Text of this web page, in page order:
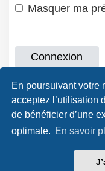
En poursuivant votre
acceptez l’utilisation
de bénéficier d’une
optimale. En savoir
Masquer ma